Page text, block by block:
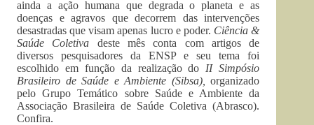
ainda a ação humana que degrada o planeta e as
doenças e agravos que decorrem das intervenções
desastradas que visam apenas lucro e poder. Ciência &
Saúde Coletiva deste mês conta com artigos de
diversos pesquisadores da ENSP e seu tema foi
escolhido em função da realização do II Simpósio
Brasileiro de Saúde e Ambiente (Sibsa),organizado
pelo Grupo Temático sobre Saúde e Ambiente da
Associação Brasileira de Saúde Coletiva (Abrasco).
Confira.